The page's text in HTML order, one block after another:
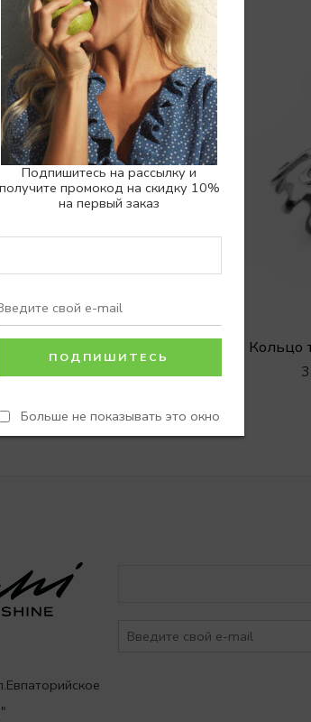
Подпишитесь на рассылку и
получите промокод на скидку 10%
на первый заказ
Больше не показывать это окно
Похожие товары
1000₽
Кольцо